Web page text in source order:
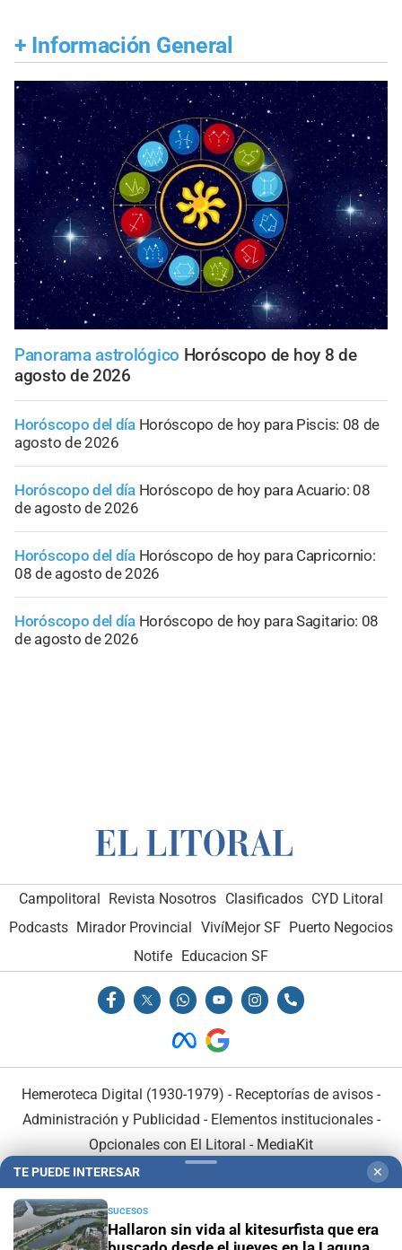
+ Información General
Panorama astrológico Horóscopo de hoy 8 de
agosto de 2026
Horóscopo del día Horóscopo de hoy para Piscis: 08 de
agosto de 2026
Horóscopo del día Horóscopo de hoy para Acuario: 08
de agosto de 2026
Horóscopo del día Horóscopo de hoy para Capricornio:
08 de agosto de 2026
Horóscopo del día Horóscopo de hoy para Sagitario: 08
de agosto de 2026
Campolitoral Revista Nosotros Clasificados CYD Litoral
Podcasts Mirador Provincial VivíMejor SF Puerto Negocios
Notife
Educacion SF
Hemeroteca Digital (1930-1979) - Receptorías de avisos -
Administración y Publicidad - Elementos institucionales-
Opcionales con El Litoral - MediaKit
TE PUEDE INTERESAR ✕
SUCESOS
Hallaron sin vida al kitesurfista que era